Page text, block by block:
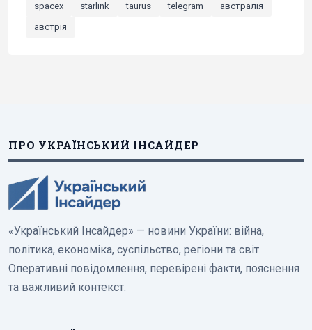
spacex
starlink taurus telegram
австралія
австрія
ПРО УКРАЇНСЬКИЙ ІНСАЙДЕР
«Український Інсайдер» — новини України: війна,
політика, економіка, суспільство, регіони та світ.
Оперативні повідомлення, перевірені факти, пояснення
та важливий контекст.